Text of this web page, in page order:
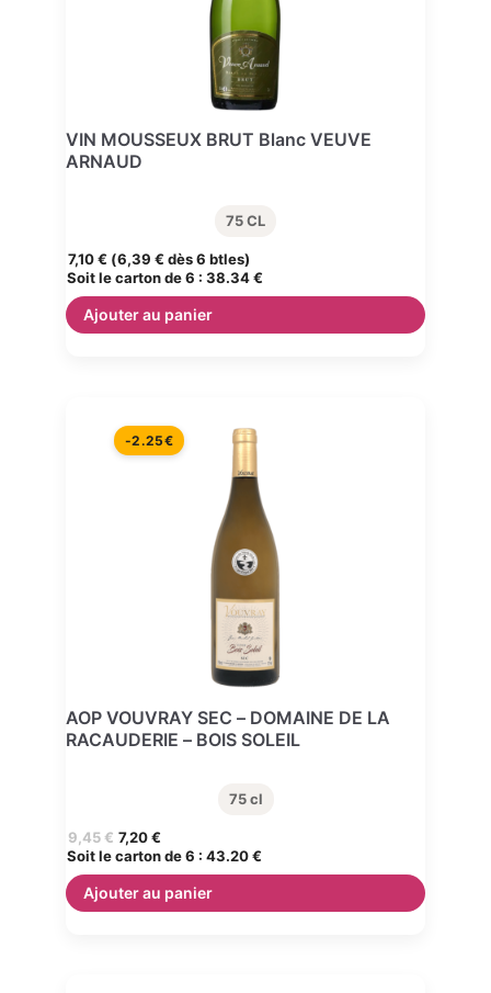
VIN MOUSSEUX BRUT Blanc VEUVE
ARNAUD
75 CL
7,10€ (6,39 € dès 6 btles)
Soit le carton de 6 : 38.34 €
Ajouter au panier
-2.25€
AOP VOUVRAY SEC – DOMAINE DE LA
RACAUDERIE – BOIS SOLEIL
75 cl
9,45 € 7,20€
Soit le carton de 6 : 43.20 €
Ajouter au panier